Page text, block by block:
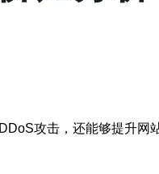
攻击，还能够提升网